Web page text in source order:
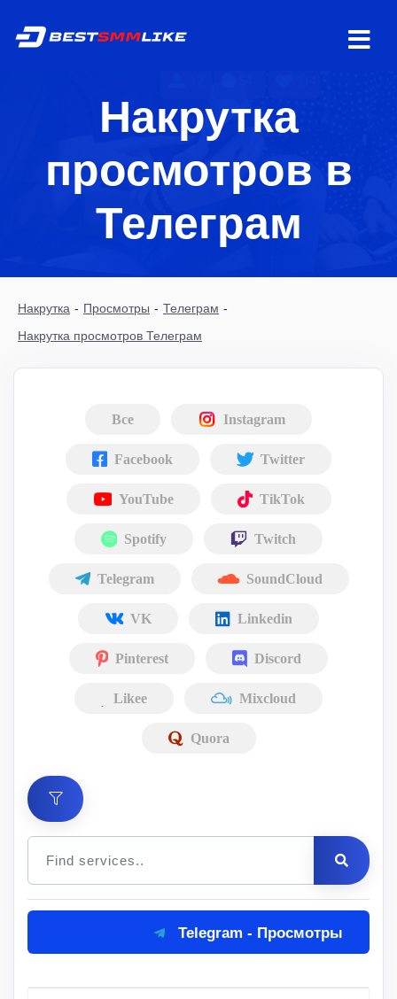
Накрутка
просмотров в
Телеграм
Накрутка - Просмотры - Телеграм -
Накрутка просмотров Телеграм
Все Instagram
Facebook Twitter
YouTube TikTok
Spotify Twitch
Telegram SoundCloud
VK Linkedin
Pinterest Discord
Likee Mixcloud
Quora
ID Услуга
за 1
шт.
Мин.
заказ
Макс.
заказ
Описание
Telegram - Просмотры